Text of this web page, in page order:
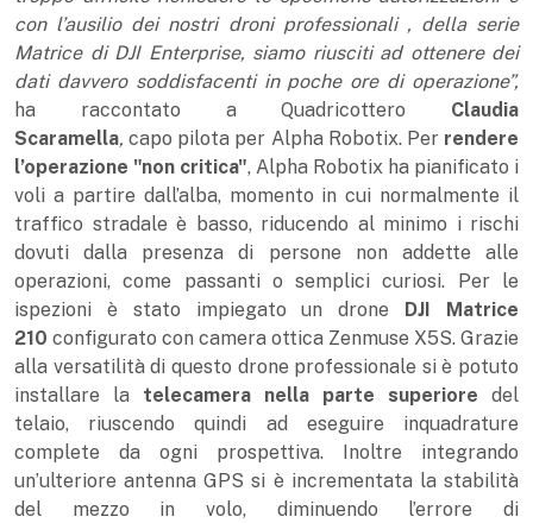
con l’ausilio dei nostri droni professionali , della serie
Matrice di DJI Enterprise, siamo riusciti ad ottenere dei
dati davvero soddisfacenti in poche ore di operazione”,
ha raccontato a Quadricottero Claudia
Scaramella,capo pilota per Alpha Robotix. Per rendere
l’operazione "non critica", Alpha Robotix ha pianificato i
voli a partire dall’alba, momento in cui normalmente il
traffico stradale è basso, riducendo al minimo i rischi
dovuti dalla presenza di persone non addette alle
operazioni, come passanti o semplici curiosi. Per le
ispezioni è stato impiegato un drone DJI Matrice
210 configurato con camera ottica Zenmuse X5S. Grazie
alla versatilità di questo drone professionale si è potuto
installare la telecamera nella parte superiore del
telaio, riuscendo quindi ad eseguire inquadrature
complete da ogni prospettiva. Inoltre integrando
un’ulteriore antenna GPS si è incrementata la stabilità
del mezzo in volo, diminuendo l’errore di